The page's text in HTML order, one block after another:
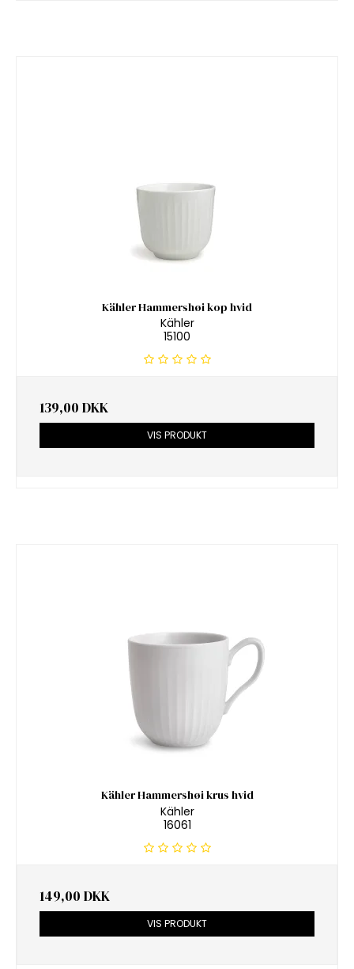
Kähler Hammershøi kop hvid
Kähler
15100
139,00 DKK
VIS PRODUKT
Kähler Hammershøi krus hvid
Kähler
16061
149,00 DKK
VIS PRODUKT